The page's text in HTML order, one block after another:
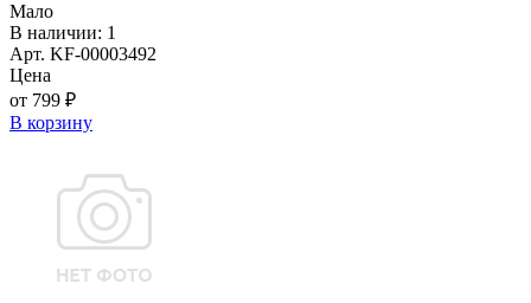
Мало
В наличии: 1
Арт. KF-00003492
Цена
от 799 ₽
В корзину